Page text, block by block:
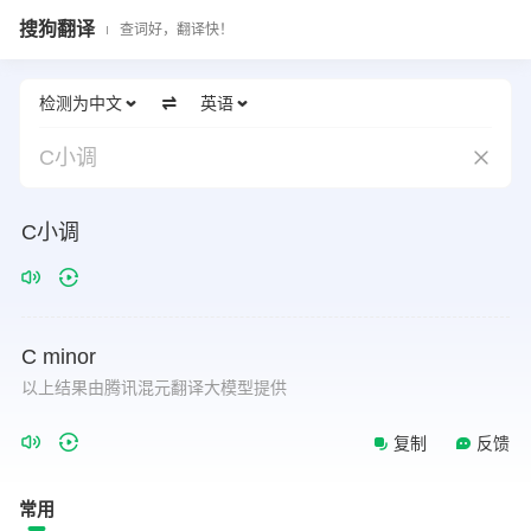
搜狗翻译 查词好，翻译快！
检测为中文 英语
C小调
C小调
C minor
以上结果由腾讯混元翻译大模型提供
复制 反馈
常用